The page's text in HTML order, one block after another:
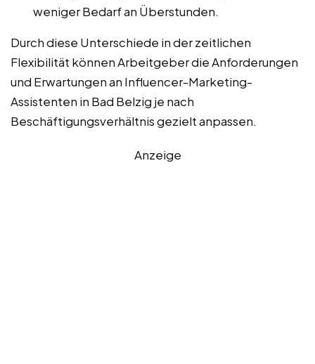
weniger Bedarf an Überstunden.
Durch diese Unterschiede in der zeitlichen
Flexibilität können Arbeitgeber die Anforderungen
und Erwartungen an Influencer-Marketing-
Assistenten in Bad Belzig je nach
Beschäftigungsverhältnis gezielt anpassen.
Anzeige